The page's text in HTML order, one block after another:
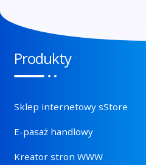
Produkty
Sklep internetowy sStore
E-pasaż handlowy
Kreator stron WWW